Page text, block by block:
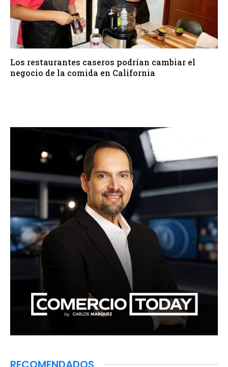
Los restaurantes caseros podrían cambiar el
negocio de la comida en California